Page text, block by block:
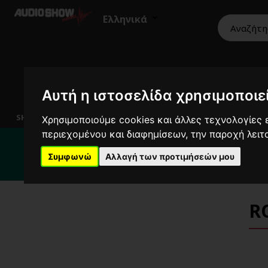
Αυτή η ιστοσελίδα
Χρησιμοποιούμε cookies και άλλες τεχνολογίες
περιεχομένου και διαφημίσεων, την παροχή
Συμφωνώ Αλλαγή των προτιμήσεών μου
Ελληνικά
SHOWROOM
HiFi Ηχεία Εικόνα Επαγγελματικά
Για